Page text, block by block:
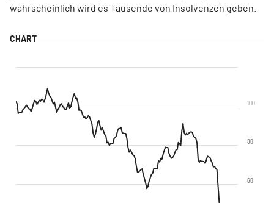
wahrscheinlich wird es Tausende von Insolvenzen geben.
60
80
100